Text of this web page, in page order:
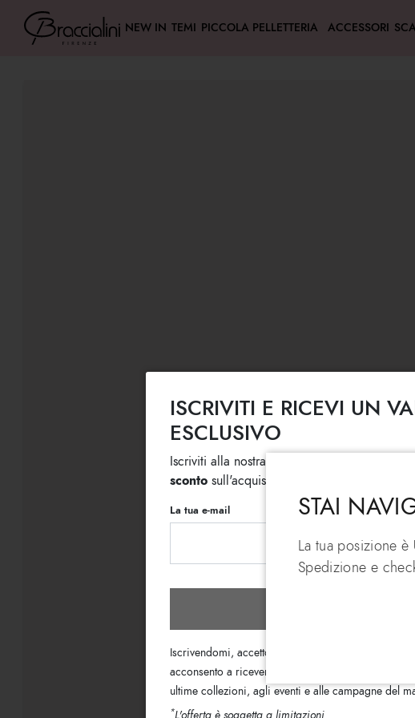
NEW IN TEMI PICCOLA PELLETTERIA ACCESSORI
Seleziona
ISCRIVITI E RICEVI UN
ESCLUSIVO
Iscriviti alla nostra newsletter, subito per te un
sconto sull'acquisto di più articoli in saldo
La tua e-mail
Iscrivendomi, accetto i termini
acconsento a ricevere le email di informazioni
ultime collezioni, agli eventi e alle campagne del
*L'offerta è soggetta a limitazioni
STAI
La tua posizione è
Spedizione e